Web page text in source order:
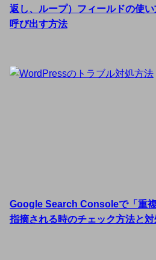
返し、ループ）フィールドの使
呼び出す方法
Google Search Consoleで「重
指摘される時のチェック方法と対